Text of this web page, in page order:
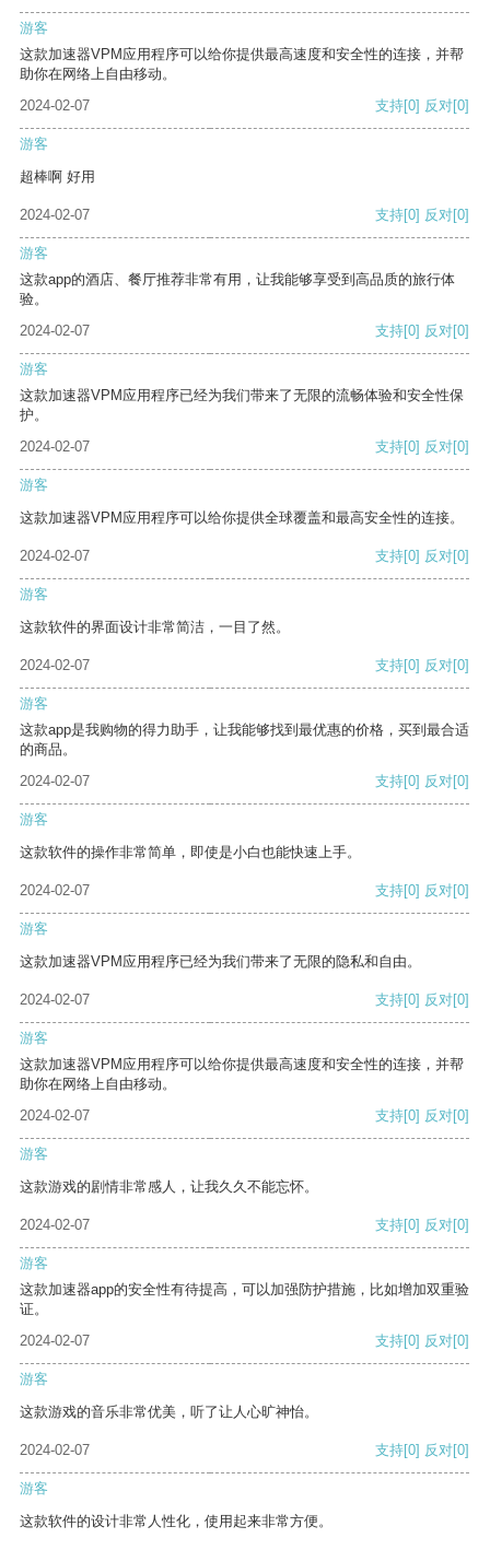
游客
这款加速器VPM应用程序可以给你提供最高速度和安全性的连接，并帮
助你在网络上自由移动。
2024-02-07
支持[0] 反对[0]
游客
超棒啊 好用
2024-02-07 支持[0] 反对[0]
游客
这款app的酒店、餐厅推荐非常有用，让我能够享受到高品质的旅行体
验。
2024-02-07
支持[0] 反对[0]
游客
这款加速器VPM应用程序已经为我们带来了无限的流畅体验和安全性保
护。
2024-02-07
支持[0] 反对[0]
游客
这款加速器VPM应用程序可以给你提供全球覆盖和最高安全性的连接。
2024-02-07 支持[0] 反对[0]
游客
这款软件的界面设计非常简洁，一目了然。
2024-02-07 支持[0] 反对[0]
游客
这款app是我购物的得力助手，让我能够找到最优惠的价格，买到最合适
的商品。
2024-02-07
支持[0] 反对[0]
游客
这款软件的操作非常简单，即使是小白也能快速上手。
2024-02-07 支持[0] 反对[0]
游客
这款加速器VPM应用程序已经为我们带来了无限的隐私和自由。
2024-02-07 支持[0] 反对[0]
游客
这款加速器VPM应用程序可以给你提供最高速度和安全性的连接，并帮
助你在网络上自由移动。
2024-02-07
支持[0] 反对[0]
游客
这款游戏的剧情非常感人，让我久久不能忘怀。
2024-02-07 支持[0] 反对[0]
游客
这款加速器app的安全性有待提高，可以加强防护措施，比如增加双重验
证。
2024-02-07
支持[0] 反对[0]
游客
这款游戏的音乐非常优美，听了让人心旷神怡。
2024-02-07 支持[0] 反对[0]
游客
这款软件的设计非常人性化，使用起来非常方便。